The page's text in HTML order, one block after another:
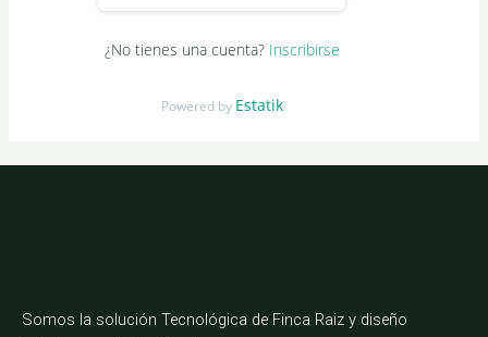
¿No tienes una cuenta? Inscribirse
Powered by Estatik
Somos la solución Tecnológica de Finca Raiz y diseño